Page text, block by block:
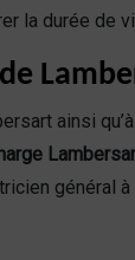
la durée de
ainsi
général